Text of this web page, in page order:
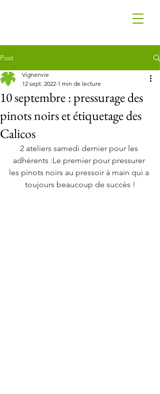
Post
10 septembre : pressurage des
pinots noirs et étiquetage des
Calicos
Vignenvie
12 sept. 2022 1 min de lecture
2 ateliers samedi dernier pour les
adhérents :Le premier pour pressurer
les pinots noirs au pressoir à main qui a
toujours beaucoup de succès !